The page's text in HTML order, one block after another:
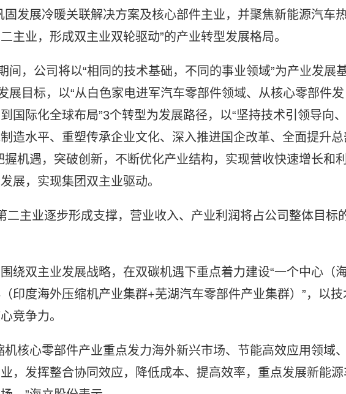
固发展冷暖关联解决方案及核心部件主业，并聚焦新能源汽车
主业，形成双主业双轮驱动”的产业转型发展格局。
间，公司将以“相同的技术基础，不同的事业领域”为产业发展
展目标，以“从白色家电进军汽车零部件领域、从核心零部件发
国际化全球布局”3个转型为发展路径，以“坚持技术引领导向、
造水平、重塑传承企业文化、深入推进国企改革、全面提升总
机遇，突破创新，不断优化产业结构，实现营收快速增长和利
展，实现集团双主业驱动。
二主业逐步形成支撑，营业收入、产业利润将占公司整体目标
绕双主业发展战略，在双碳机遇下重点着力建设“一个中心（
印度海外压缩机产业集群+芜湖汽车零部件产业集群）”，以技
竞争力。
核心零部件产业重点发力海外新兴市场、节能高效应用领域、
，发挥整合协同效应，降低成本、提高效率，重点发展新能源